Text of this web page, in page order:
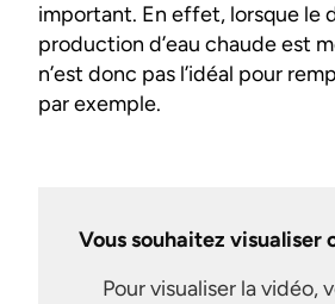
important. En effet, lorsque le
production d’eau chaude est
n’est donc pas l’idéal pour
par exemple.
Vous souhaitez visualiser
Pour visualiser la vidéo,